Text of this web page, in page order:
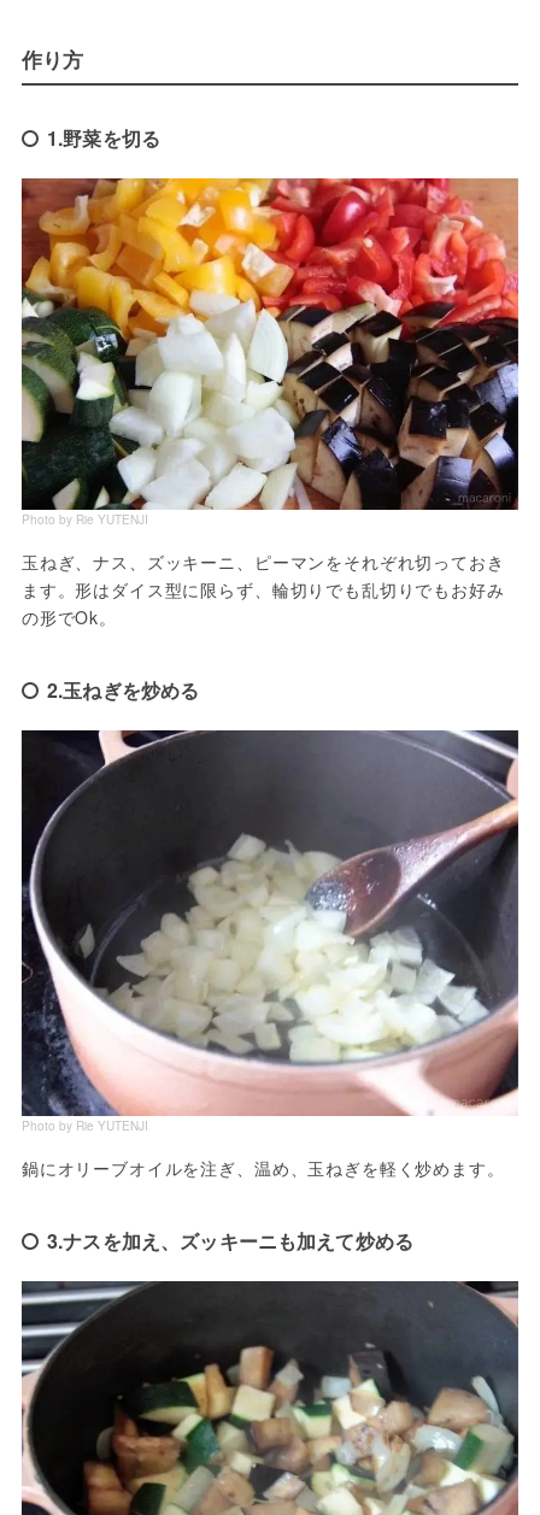
作り方
1.野菜を切る
Photo by Rie YUTENJI
玉ねぎ、ナス、ズッキーニ、ピーマンをそれぞれ切っておき
ます。形はダイス型に限らず、輪切りでも乱切りでもお好み
の形でOk。
2.玉ねぎを炒める
Photo by Rie YUTENJI
鍋にオリーブオイルを注ぎ、温め、玉ねぎを軽く炒めます。
3.ナスを加え、ズッキーニも加えて炒める